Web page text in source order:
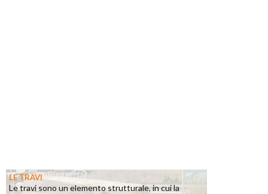
LE TRAVI
Le travi sono un elemento strutturale, in cui la